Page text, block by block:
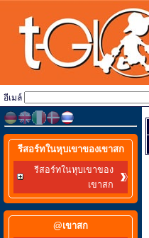
อีเมล์
รีสอร์ทในหุบเขาของเขาสก
รีสอร์ทในหุบเขาของ
เขาสก
@เขาสก